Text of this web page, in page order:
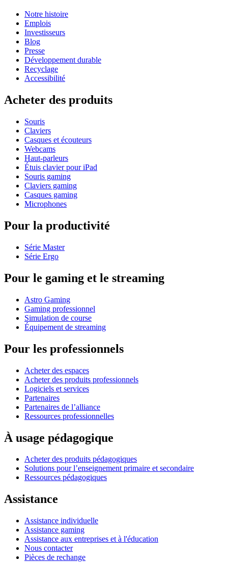
Notre histoire
Emplois
Investisseurs
Blog
Presse
Développement durable
Recyclage
Accessibilité
Acheter des produits
Souris
Claviers
Casques et écouteurs
Webcams
Haut-parleurs
Étuis clavier pour iPad
Souris gaming
Claviers gaming
Casques gaming
Microphones
Pour la productivité
Série Master
Série Ergo
Pour le gaming et le streaming
Astro Gaming
Gaming professionnel
Simulation de course
Équipement de streaming
Pour les professionnels
Acheter des espaces
Acheter des produits professionnels
Logiciels et services
Partenaires
Partenaires de l’alliance
Ressources professionnelles
À usage pédagogique
Acheter des produits pédagogiques
Solutions pour l’enseignement primaire et secondaire
Ressources pédagogiques
Assistance
Assistance individuelle
Assistance gaming
Assistance aux entreprises et à l'éducation
Nous contacter
Pièces de rechange